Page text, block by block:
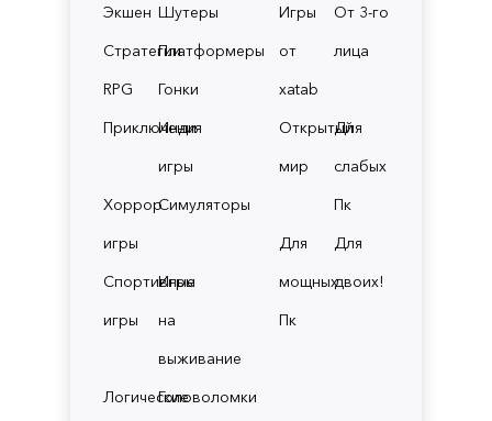
Экшен Шутеры
СтратегииПлатформеры
RPG
Гонки
Приключения
Инди
игры
Хоррор
игры
Симуляторы
Спортивные
игры
Игры
на
выживание
ЛогическиеГоловоломки
Игры
от
xatab
От 3-го
лица
Открытый
мир
Для
слабых
Пк
Для
мощных
Пк
Для
двоих!